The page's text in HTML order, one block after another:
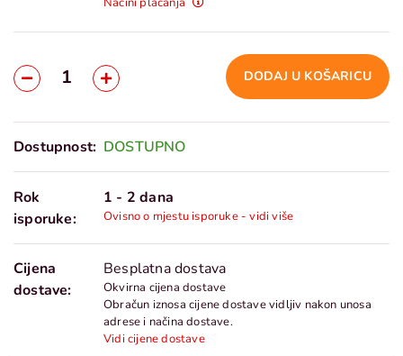
DODAJ U KOŠARICU
Dostupnost: DOSTUPNO
Rok
isporuke:
1 - 2 dana
Ovisno o mjestu isporuke - vidi više
Cijena
dostave:
Besplatna dostava
Okvirna cijena dostave
Obračun iznosa cijene dostave vidljiv nakon unosa
adrese i načina dostave.
Vidi cijene dostave